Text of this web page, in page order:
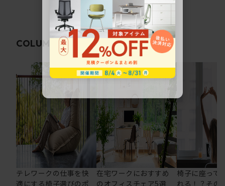
COLUMN 関連コラム
テレワークの仕事を快
適にする椅子選びのポ
在宅ワークにおすすめ
のオフィスチェア5選
椅子に座って
れる！？その